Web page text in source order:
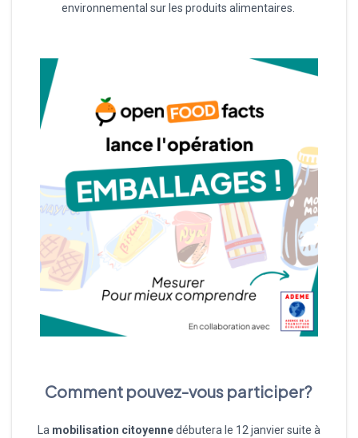
environnemental sur les produits alimentaires.
Comment pouvez-vous participer?
La mobilisation citoyennedébutera le 12 janvier suite à